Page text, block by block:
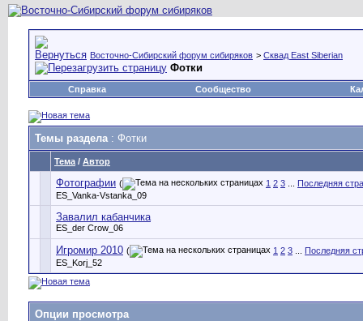
Восточно-Сибирский форум сибиряков > Сквад East Siberian
Фотки
Справка Сообщество
Темы раздела: Фотки
Тема / Автор
Фотографии ( 1 2 3
Последняя
ES_Vanka-Vstanka_09
Завалил кабанчика
ES_der Crow_06
Игромир 2010 ( 1 2 3
Последняя
ES_Korj_52
Опции просмотра